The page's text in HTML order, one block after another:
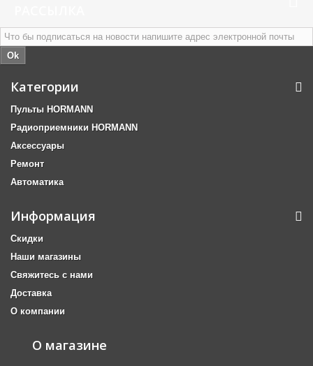
Ok
Категории
Пульты HORMANN
Радиоприемники HORMANN
Аксессуары
Ремонт
Автоматика
Информация
Скидки
Наши магазины
Свяжитесь с нами
Доставка
О компании
О магазине